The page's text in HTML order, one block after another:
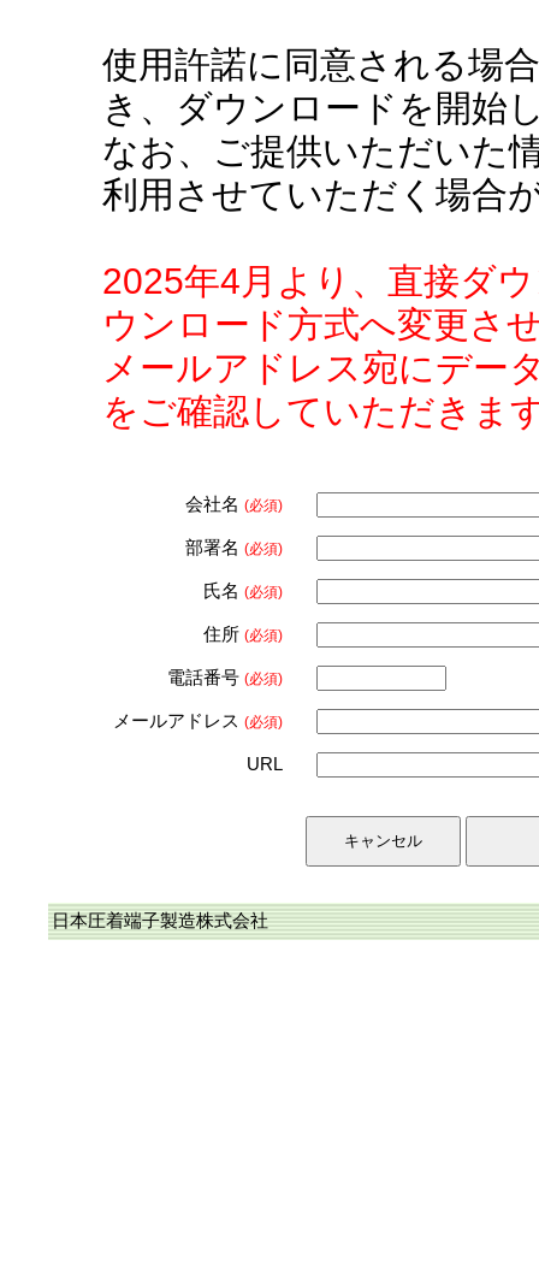
使用許諾に同意される場
き、ダウンロードを開始
なお、ご提供いただいた
利用させていただく場合
2025年4月より、直接ダ
ウンロード方式へ変更さ
メールアドレス宛にデー
をご確認していただきま
会社名 (必須)
部署名 (必須)
氏名 (必須)
住所 (必須)
電話番号 (必須)
メールアドレス (必須)
URL
日本圧着端子製造株式会社